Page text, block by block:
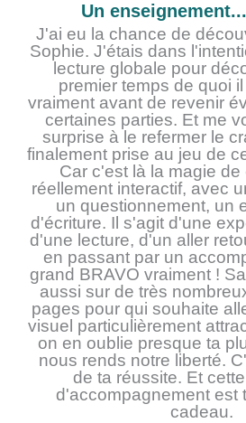
Un enseignement...
J'ai eu la chance de
Sophie. J'étais dans
lecture globale pour
premier temps de quoi
vraiment avant de revenir
certaines parties. Et me
surprise à le refermer le
finalement prise au jeu de
Car c'est là la magie de
réellement interactif, avec
un questionnement, un
d'écriture. Il s'agit d'une
d'une lecture, d'un aller
en passant par un
grand BRAVO vraiment !
aussi sur de très
pages pour qui souhaite
visuel particulièrement
on en oublie presque ta
nous rends notre liberté.
de ta réussite. Et
d'accompagnement est
cadeau.